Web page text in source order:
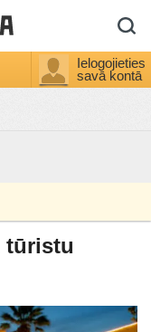
Ielogojieties
savā kontā
tūristu